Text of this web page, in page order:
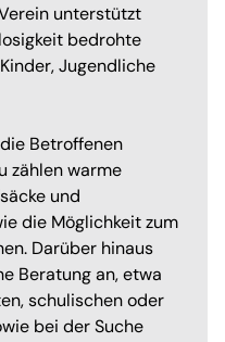
unterstützt
bedrohte
Jugendliche
die Betroffenen
zählen warme
und
die Möglichkeit zum
Darüber hinaus
Beratung an, etwa
schulischen oder
bei der Suche